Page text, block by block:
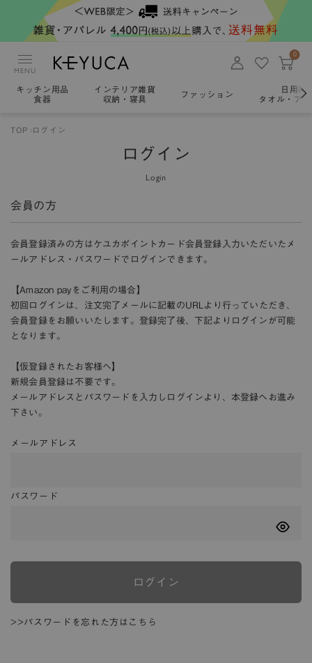
MENU
0
キッチン用品
食器
インテリア雑貨
収納・寝具
ファッション
日用雑
タオル・ア
TOP ログイン
ログイン
Login
会員の方
会員登録済みの方はケユカポイントカード会員登録入力いただいたメ
ールアドレス・パスワードでログインできます。
【Amazon payをご利用の場合】
初回ログインは、注文完了メールに記載のURLより行っていただき、
会員登録をお願いいたします。登録完了後、下記よりログインが可能
となります。
【仮登録されたお客様へ】
新規会員登録は不要です。
メールアドレスとパスワードを入力しログインより、本登録へお進み
下さい。
メールアドレス
パスワード
ログイン
>>パスワードを忘れた方はこちら